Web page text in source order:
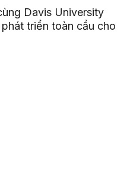
Davis University
triển toàn cầu cho